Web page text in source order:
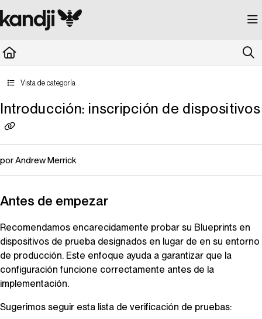
Documentation Index
Fetch the complete documentation index at: https://kandji.document360.io/
Vista de categoría
Introducción: inscripción de dispositivos
por Andrew Merrick
Antes de empezar
Recomendamos encarecidamente probar su Blueprints en
dispositivos de prueba designados en lugar de en su entorno
de producción. Este enfoque ayuda a garantizar que la
configuración funcione correctamente antes de la
implementación.
Sugerimos seguir esta lista de verificación de pruebas: